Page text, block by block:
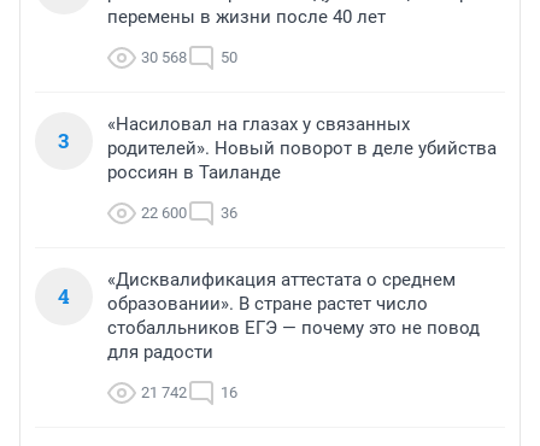
перемены в жизни после 40 лет
30 568 50
3
«Насиловал на глазах у связанных
родителей». Новый поворот в деле убийства
россиян в Таиланде
22 600 36
4
«Дисквалификация аттестата о среднем
образовании». В стране растет число
стобалльников ЕГЭ — почему это не повод
для радости
21 742 16